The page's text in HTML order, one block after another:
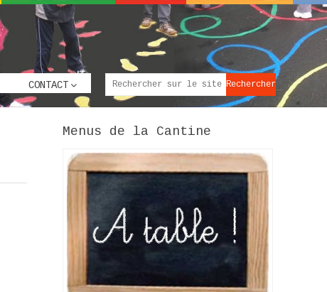
CONTACT
Menus de la Cantine